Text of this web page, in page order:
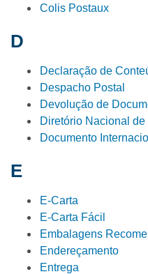
Colis Postaux
D
Declaração de
Despacho Postal
Devolução de
Diretório Nacional
Documento
E
E-Carta
E-Carta Fácil
Embalagens
Endereçamento
Entrega